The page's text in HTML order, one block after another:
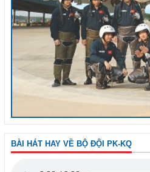
BÀI HÁT HAY VỀ BỘ ĐỘI PK-KQ